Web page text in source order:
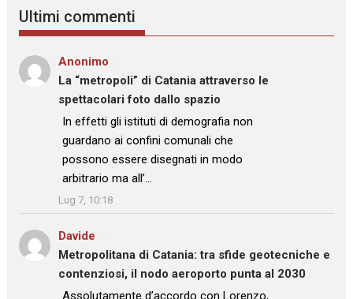
Ultimi commenti
Anonimo
La “metropoli” di Catania attraverso le
spettacolari foto dallo spazio
: “
In effetti gli istituti di demografia non
guardano ai confini comunali che
possono essere disegnati in modo
arbitrario ma all’…
”
Lug 7, 10:18
Davide
Metropolitana di Catania: tra sfide geotecniche e
contenziosi, il nodo aeroporto punta al 2030
: “
Assolutamente d’accordo con Lorenzo,